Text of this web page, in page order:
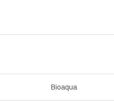
Bioaqua